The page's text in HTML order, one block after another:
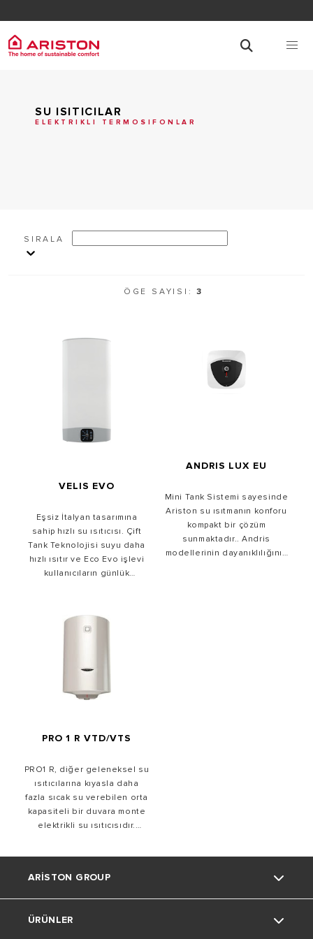
SU ISITICILAR
ELEKTRIKLI TERMOSIFONLAR
SIRALA
ÖGE SAYISI:3
VELIS EVO
Eşsiz İtalyan tasarımına
sahip hızlı su ısıtıcısı. Çift
Tank Teknolojisi suyu daha
hızlı ısıtır ve Eco Evo işlevi
kullanıcıların günlük
ANDRIS LUX EU
Mini Tank Sistemi sayesinde
Ariston su ısıtmanın konforu
kompakt bir çözüm
sunmaktadır.. Andris
modellerinin dayanıklılığının
PRO 1 R VTD/VTS
PRO1 R, diğer geleneksel su
ısıtıcılarına kıyasla daha
fazla sıcak su verebilen orta
kapasiteli bir duvara monte
elektrikli su ısıtıcısıdır.
kurulumlar için 50, 80 ve 100
ARISTON GROUP
Ariston markası
ÜRÜNLER